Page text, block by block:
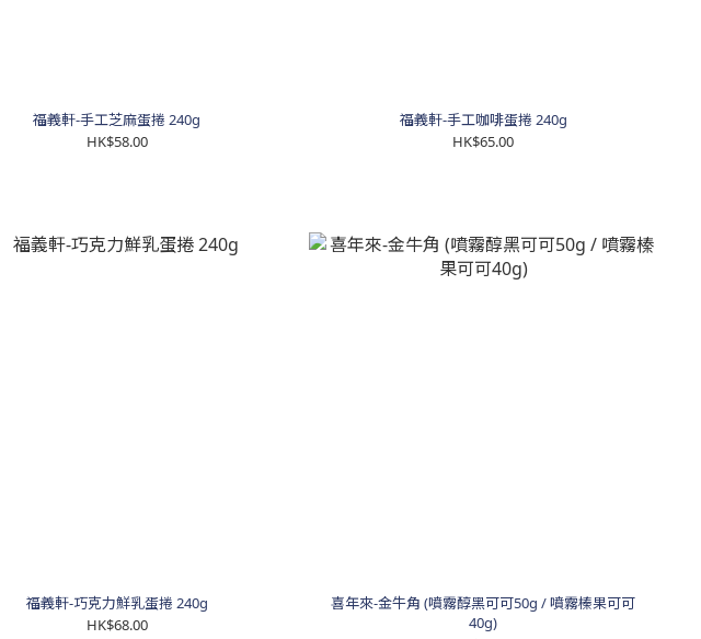
福義軒-手工芝麻蛋捲 240g
HK$58.00
福義軒-手工咖啡蛋捲 240g
HK$65.00
福義軒-巧克力鮮乳蛋捲 240g
HK$68.00
喜年來-金牛角 (噴霧醇黑可可50g / 噴霧榛果可可
40g)